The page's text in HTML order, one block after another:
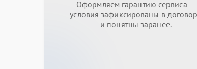
Оформляем гарантию сервиса —
условия зафиксированы в
и понятны заранее.